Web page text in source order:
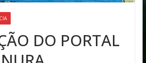
DO PORTAL